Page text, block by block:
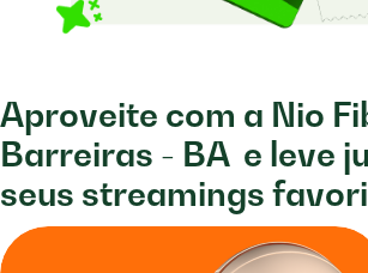
Aproveite com a Nio
Barreiras - BA e leve
seus streamings